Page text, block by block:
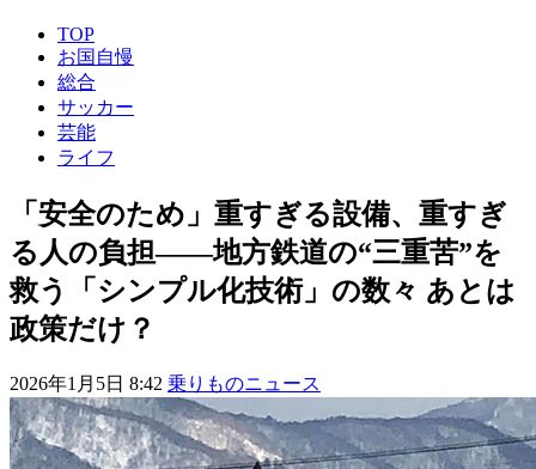
TOP
お国自慢
総合
サッカー
芸能
ライフ
「安全のため」重すぎる設備、重すぎ
る人の負担――地方鉄道の“三重苦”を
救う「シンプル化技術」の数々 あとは
政策だけ？
2026年1月5日 8:42 乗りものニュース